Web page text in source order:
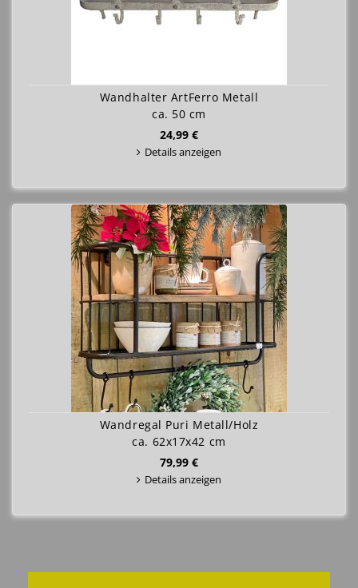
Wandhalter ArtFerro Metall
ca. 50 cm
24,99 €
Details anzeigen
Wandregal Puri Metall/Holz
ca. 62x17x42 cm
79,99 €
Details anzeigen